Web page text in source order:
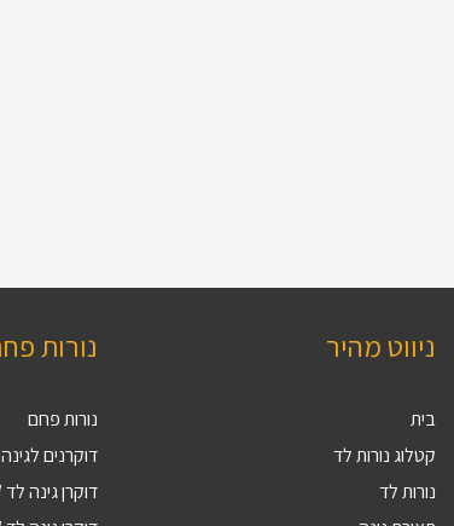
ניווט מהיר
בית
קטלוג נורות לד
נורות לד
נורות
נורות פחם
דוקרנים לגינה
דוקרן גינה לד 8W